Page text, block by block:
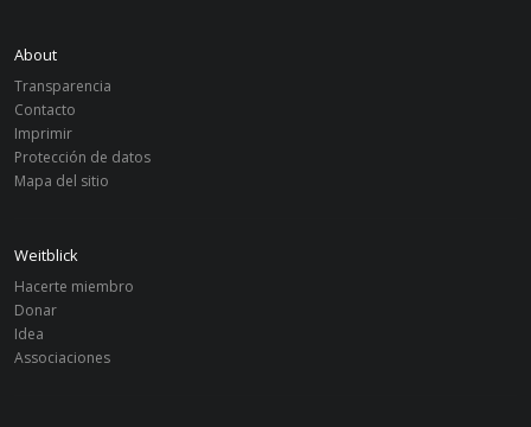
About
Transparencia
Contacto
Imprimir
Protección de datos
Mapa del sitio
Weitblick
Hacerte miembro
Donar
Idea
Associaciones